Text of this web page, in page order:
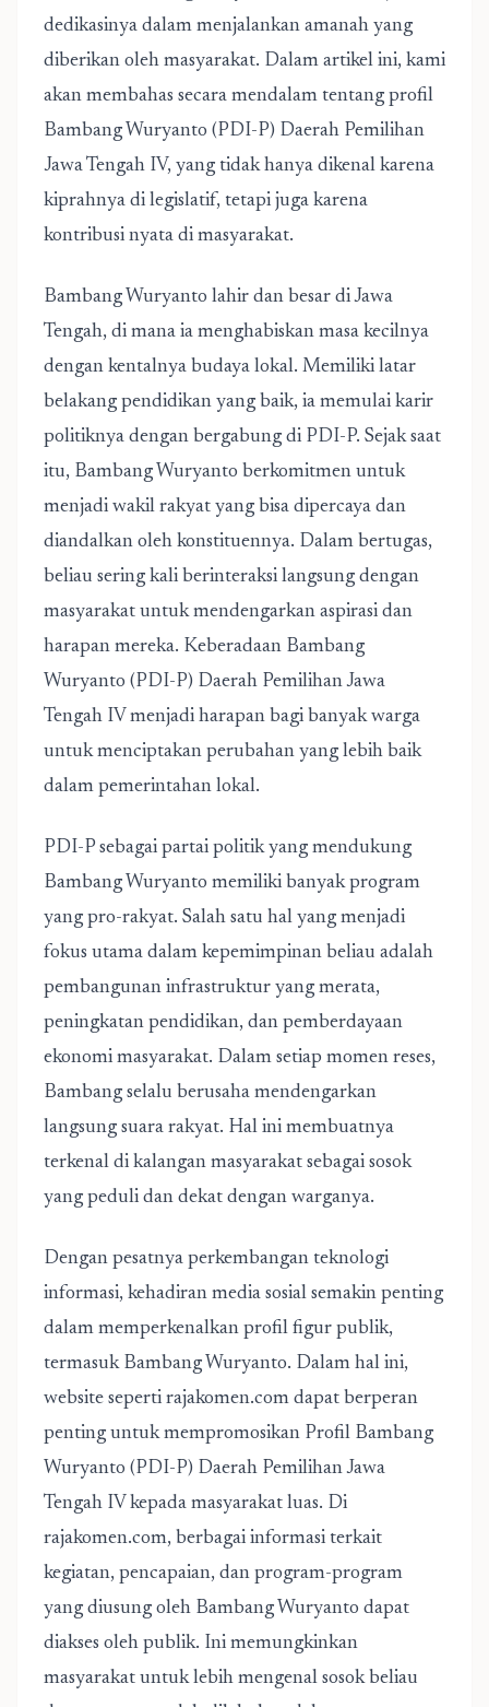
dedikasinya dalam menjalankan amanah yang
diberikan oleh masyarakat. Dalam artikel ini, kami
akan membahas secara mendalam tentang profil
Bambang Wuryanto (PDI-P) Daerah Pemilihan
Jawa Tengah IV, yang tidak hanya dikenal karena
kiprahnya di legislatif, tetapi juga karena
kontribusi nyata di masyarakat.
Bambang Wuryanto lahir dan besar di Jawa
Tengah, di mana ia menghabiskan masa kecilnya
dengan kentalnya budaya lokal. Memiliki latar
belakang pendidikan yang baik, ia memulai karir
politiknya dengan bergabung di PDI-P. Sejak saat
itu, Bambang Wuryanto berkomitmen untuk
menjadi wakil rakyat yang bisa dipercaya dan
diandalkan oleh konstituennya. Dalam bertugas,
beliau sering kali berinteraksi langsung dengan
masyarakat untuk mendengarkan aspirasi dan
harapan mereka. Keberadaan Bambang
Wuryanto (PDI-P) Daerah Pemilihan Jawa
Tengah IV menjadi harapan bagi banyak warga
untuk menciptakan perubahan yang lebih baik
dalam pemerintahan lokal.
PDI-P sebagai partai politik yang mendukung
Bambang Wuryanto memiliki banyak program
yang pro-rakyat. Salah satu hal yang menjadi
fokus utama dalam kepemimpinan beliau adalah
pembangunan infrastruktur yang merata,
peningkatan pendidikan, dan pemberdayaan
ekonomi masyarakat. Dalam setiap momen reses,
Bambang selalu berusaha mendengarkan
langsung suara rakyat. Hal ini membuatnya
terkenal di kalangan masyarakat sebagai sosok
yang peduli dan dekat dengan warganya.
Dengan pesatnya perkembangan teknologi
informasi, kehadiran media sosial semakin penting
dalam memperkenalkan profil figur publik,
termasuk Bambang Wuryanto. Dalam hal ini,
website seperti rajakomen.com dapat berperan
penting untuk mempromosikan Profil Bambang
Wuryanto (PDI-P) Daerah Pemilihan Jawa
Tengah IV kepada masyarakat luas. Di
rajakomen.com, berbagai informasi terkait
kegiatan, pencapaian, dan program-program
yang diusung oleh Bambang Wuryanto dapat
diakses oleh publik. Ini memungkinkan
masyarakat untuk lebih mengenal sosok beliau